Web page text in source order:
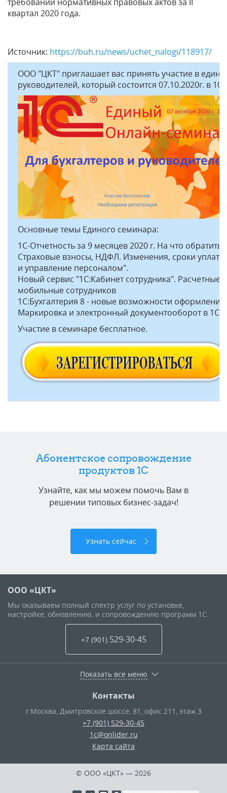
квартал 2020 года.
Источник: https://buh.ru/news/uchet_nalogi/118917/
ООО "ЦКТ" приглашает вас принять участие в
руководителей, который состоится 07.10.2020г. в
Основные темы Единого семинара:
1С-Отчетность за 9 месяцев 2020 г. На что
Страховые взносы, НДФЛ. Изменения, сроки
и управление персоналом".
Новый сервис "1С:Кабинет сотрудника". Расчетные
мобильные сотрудников
1С:Бухгалтерия 8 - новые возможности оформления
Маркировка и электронный документооборот в
Участие в семинаре бесплатное.
Абонентское сопровождение
продуктов 1C
Узнайте, как мы можем помочь Вам в
решении типовых бизнес-задач!
Узнать сейчас
ООО «ЦКТ»
Мы оказываем полный спектр услуг по установке,
настройке, обновлению, и сопровождению программ 1С.
+7 (901) 529-30-45
Показать все меню
Контакты
г.Москва Дмитровское шоссе, 81, офис 211, этаж 3
+7 (901) 529-30-45
1c@onlider.ru
Карта сайта
© ООО «ЦКТ» — 2026